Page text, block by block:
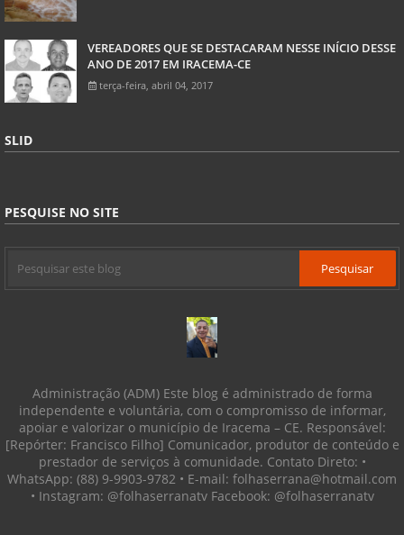
VEREADORES QUE SE DESTACARAM NESSE INÍCIO DESSE
ANO DE 2017 EM IRACEMA-CE
terça-feira, abril 04, 2017
SLID
PESQUISE NO SITE
Administração (ADM) Este blog é administrado de forma
independente e voluntária, com o compromisso de informar,
apoiar e valorizar o município de Iracema – CE. Responsável:
[Repórter: Francisco Filho] Comunicador, produtor de conteúdo e
prestador de serviços à comunidade. Contato Direto: •
WhatsApp: (88) 9-9903-9782 • E-mail: folhaserrana@hotmail.com
• Instagram: @folhaserranatv Facebook: @folhaserranatv